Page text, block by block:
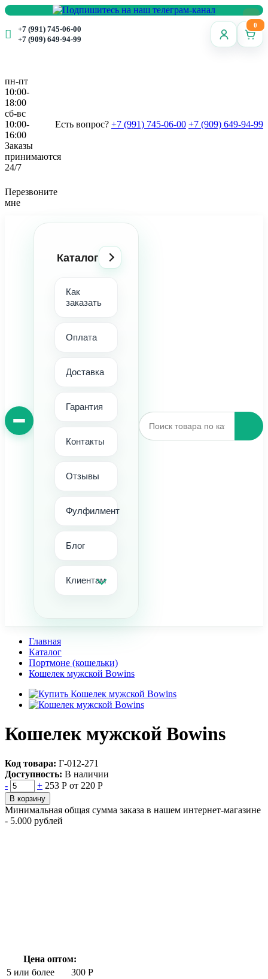
+7 (991) 745-06-00
+7 (909) 649-94-99
0
пн-пт
10:00-
18:00
сб-вс
10:00-
16:00
Заказы
принимаются
24/7
Есть вопрос? +7 (991) 745-06-00 +7 (909) 649-94-99
Перезвоните
мне
Каталог
Как
заказать
Оплата
Доставка
Гарантия
Контакты
Отзывы
Фулфилмент
Блог
Клиентам
Главная
Каталог
Портмоне (кошельки)
Кошелек мужской Bowins
Кошелек мужской Bowins
Код товара: Г-012-271
Доступность: В наличии
-
+ 253 Р от 220 Р
В корзину
Минимальная общая сумма заказа в нашем интернет-магазине
- 5.000 рублей
Цена оптом:
5 или более
300 Р